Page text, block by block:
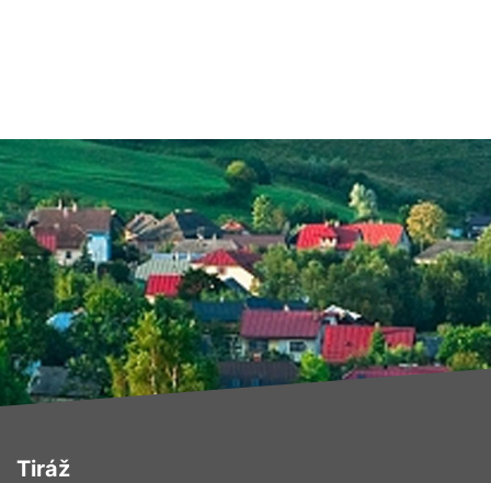
Tiráž